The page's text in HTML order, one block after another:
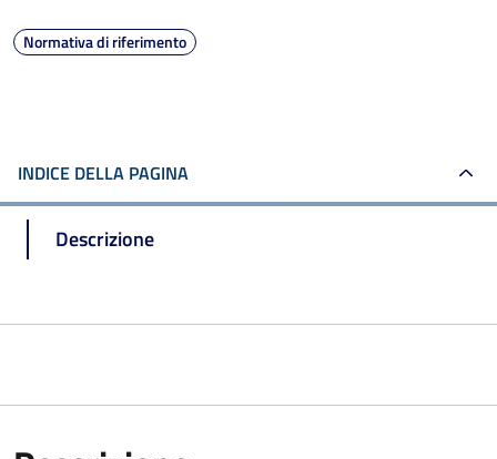
Normativa di riferimento
INDICE DELLA PAGINA
Descrizione